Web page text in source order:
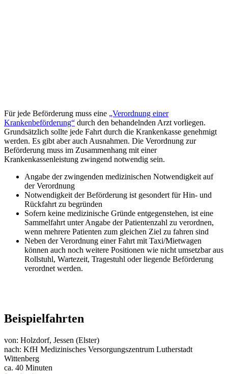
Für jede Beförderung muss eine „Verordnung einer
Krankenbeförderung“ durch den behandelnden Arzt vorliegen.
Grundsätzlich sollte jede Fahrt durch die Krankenkasse genehmigt
werden. Es gibt aber auch Ausnahmen. Die Verordnung zur
Beförderung muss im Zusammenhang mit einer
Krankenkassenleistung zwingend notwendig sein.
Angabe der zwingenden medizinischen Notwendigkeit auf
der Verordnung
Notwendigkeit der Beförderung ist gesondert für Hin- und
Rückfahrt zu begründen
Sofern keine medizinische Gründe entgegenstehen, ist eine
Sammelfahrt unter Angabe der Patientenzahl zu verordnen,
wenn mehrere Patienten zum gleichen Ziel zu fahren sind
Neben der Verordnung einer Fahrt mit Taxi/Mietwagen
können auch noch weitere Positionen wie nicht umsetzbar aus
Rollstuhl, Wartezeit, Tragestuhl oder liegende Beförderung
verordnet werden.
Beispielfahrten
von: Holzdorf, Jessen (Elster)
nach: KfH Medizinisches Versorgungszentrum Lutherstadt
Wittenberg
ca. 40 Minuten